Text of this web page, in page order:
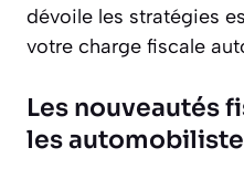
dévoile les stratégies
votre charge fiscale
Les nouveautés
les